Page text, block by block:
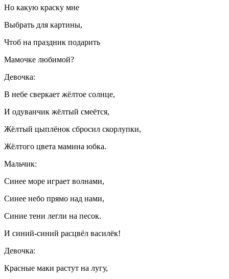
Но какую краску мне
Выбрать для картины,
Чтоб на праздник подарить
Мамочке любимой?
Девочка:
В небе сверкает жёлтое солнце,
И одуванчик жёлтый смеётся,
Жёлтый цыплёнок сбросил скорлупки,
Жёлтого цвета мамина юбка.
Мальчик:
Синее море играет волнами,
Синее небо прямо над нами,
Синие тени легли на песок.
И синий-синий расцвёл василёк!
Девочка:
Красные маки растут на лугу,